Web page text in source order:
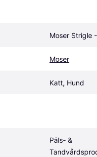
Moser Strigle
Moser
Katt, Hund
Päls- &